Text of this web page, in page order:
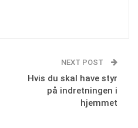
NEXT POST
Hvis du skal have styr
på indretningen i
hjemmet